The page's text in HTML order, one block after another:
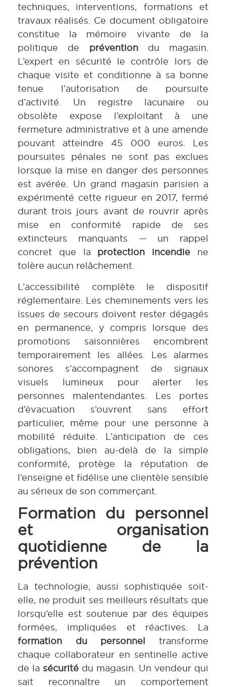
techniques, interventions, formations et
travaux réalisés. Ce document obligatoire
constitue la mémoire vivante de la
politique de préventiondu magasin.
L’expert en sécurité le contrôle lors de
chaque visite et conditionne à sa bonne
tenue l’autorisation de poursuite
d’activité. Un registre lacunaire ou
obsolète expose l’exploitant à une
fermeture administrative et à une amende
pouvant atteindre 45 000 euros. Les
poursuites pénales ne sont pas exclues
lorsque la mise en danger des personnes
est avérée. Un grand magasin parisien a
expérimenté cette rigueur en 2017, fermé
durant trois jours avant de rouvrir après
mise en conformité rapide de ses
extincteurs manquants — un rappel
concret que la protection incendie ne
tolère aucun relâchement.
L’accessibilité complète le dispositif
réglementaire. Les cheminements vers les
issues de secours doivent rester dégagés
en permanence, y compris lorsque des
promotions saisonnières encombrent
temporairement les allées. Les alarmes
sonores s’accompagnent de signaux
visuels lumineux pour alerter les
personnes malentendantes. Les portes
d’évacuation s’ouvrent sans effort
particulier, même pour une personne à
mobilité réduite. L’anticipation de ces
obligations, bien au-delà de la simple
conformité, protège la réputation de
l’enseigne et fidélise une clientèle sensible
au sérieux de son commerçant.
Formation du personnel
et organisation
quotidienne de la
prévention
La technologie, aussi sophistiquée soit-
elle, ne produit ses meilleurs résultats que
lorsqu’elle est soutenue par des équipes
formées, impliquées et réactives. La
formation du personnel transforme
chaque collaborateur en sentinelle active
de la sécurité du magasin. Un vendeur qui
sait reconnaître un comportement